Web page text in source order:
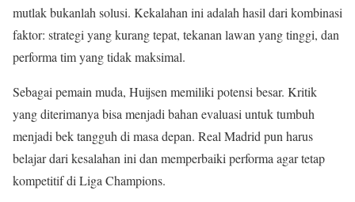
mutlak bukanlah solusi. Kekalahan ini adalah hasil dari kombinasi
faktor: strategi yang kurang tepat, tekanan lawan yang tinggi, dan
performa tim yang tidak maksimal.
Sebagai pemain muda, Huijsen memiliki potensi besar. Kritik
yang diterimanya bisa menjadi bahan evaluasi untuk tumbuh
menjadi bek tangguh di masa depan. Real Madrid pun harus
belajar dari kesalahan ini dan memperbaiki performa agar tetap
kompetitif di Liga Champions.